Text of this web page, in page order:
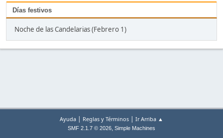
Días festivos
Noche de las Candelarias (Febrero 1)
Ayuda | Reglas y Términos | Ir Arriba ▲
SMF 2.1.7 © 2026, Simple Machines